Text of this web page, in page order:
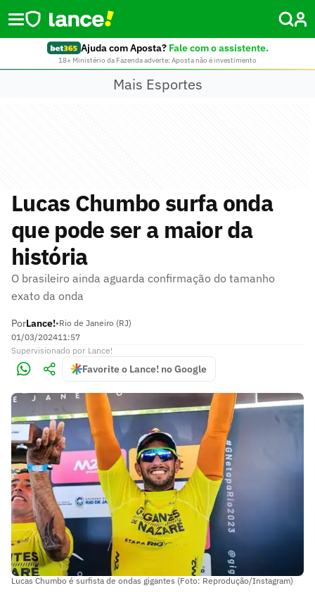
Ajuda com Aposta? Fale com o assistente.
18+ Ministério da Fazenda adverte: Aposta não é investimento
Mais Esportes
Lucas Chumbo surfa onda
que pode ser a maior da
história
O brasileiro ainda aguarda confirmação do tamanho
exato da onda
PorLance!•Rio de Janeiro (RJ)
01/03/202411:57
Supervisionado por Lance!
Favorite o Lance! no Google
Lucas Chumbo é surfista de ondas gigantes (Foto: Reprodução/Instagram)